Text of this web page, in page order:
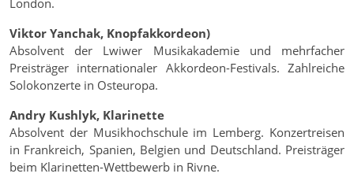
London.
Viktor Yanchak, Knopfakkordeon)
Absolvent der Lwiwer Musikakademie und mehrfacher
Preisträger internationaler Akkordeon-Festivals. Zahlreiche
Solokonzerte in Osteuropa.
Andry Kushlyk, Klarinette
Absolvent der Musikhochschule im Lemberg. Konzertreisen
in Frankreich, Spanien, Belgien und Deutschland. Preisträger
beim Klarinetten-Wettbewerb in Rivne.